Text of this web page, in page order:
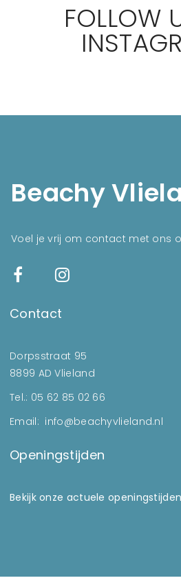
FOLLOW
Beachy
Voel je vrij om contact met ons
Contact
Dorpsstraat 95
8899 AD Vlieland
Tel.: 05 62 85 02 66
Email: info@beachyvlieland.nl
Openingstijden
Bekijk onze actuele